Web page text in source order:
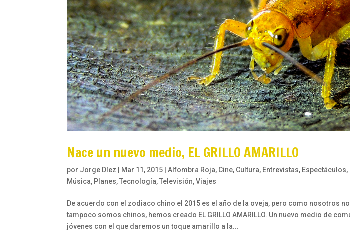
Nace un nuevo medio, EL GRILLO AMARILLO
por Jorge Díez Mar 11, 2015 |Alfombra Roja, Cine, Cultura, Entrevistas, Espectáculos,
Música, Planes,Tecnología,Televisión,Viajes
De acuerdo con el zodiaco chino el 2015 es el año de la oveja, pero como nosotros
tampoco somos chinos, hemos creado EL GRILLO AMARILLO. Un nuevo medio de
jóvenes con el que daremos un toque amarillo a la...